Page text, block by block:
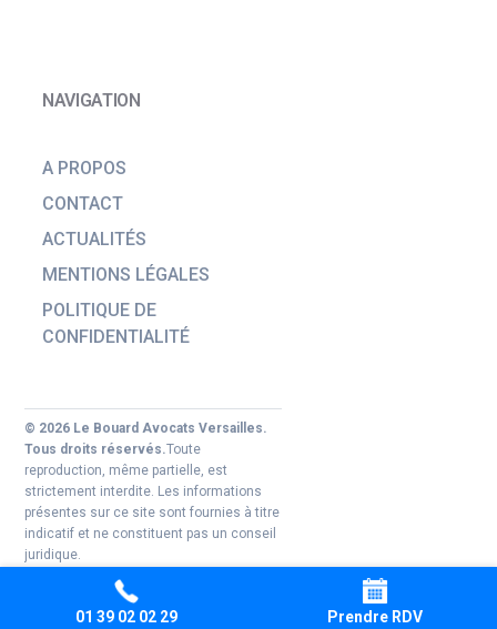
NAVIGATION
A PROPOS
CONTACT
ACTUALITÉS
MENTIONS LÉGALES
POLITIQUE DE
CONFIDENTIALITÉ
© 2026 Le Bouard Avocats Versailles.
Tous droits réservés.Toute
reproduction, même partielle, est
strictement interdite. Les informations
présentes sur ce site sont fournies à titre
indicatif et ne constituent pas un conseil
juridique.
01 39 02 02 29 Prendre RDV